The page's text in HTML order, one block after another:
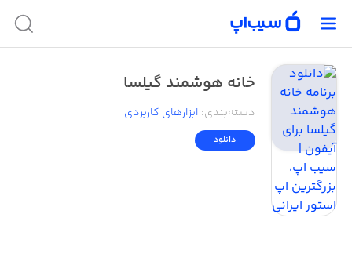
خانه هوشمند گیلسا
دسته‌بندی: ابزار‌های کاربردی
دانلود